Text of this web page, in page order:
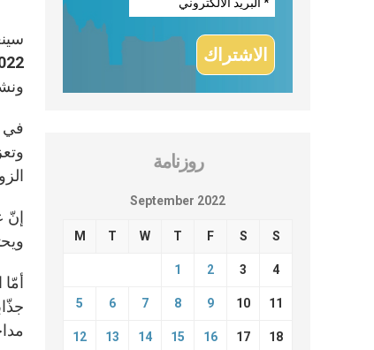
في
روزنامة
September 2022
M T W T F S S
1 2 3 4
5 6 7 8 9 10 11
12 13 14 15 16 17 18